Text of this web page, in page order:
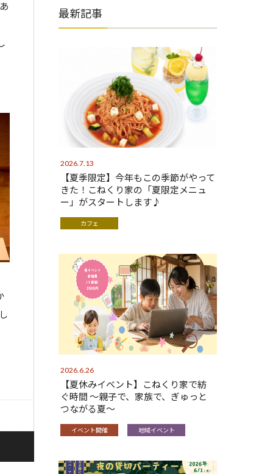
最新記事
2026.7.13
【夏季限定】今年もこの季節がやって
きた！こねくり家の「夏限定メニュ
ー」がスタートします♪
カフェ
2026.6.26
【夏休みイベント】こねくり家で紡
ぐ時間 〜親子で、家族で、ぎゅっと
つながる夏〜
イベント開催 地域イベント